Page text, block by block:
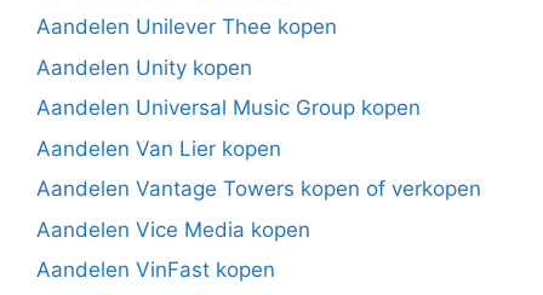
Aandelen Unilever Thee kopen
Aandelen Unity kopen
Aandelen Universal Music Group kopen
Aandelen Van Lier kopen
Aandelen Vantage Towers kopen of verkopen
Aandelen Vice Media kopen
Aandelen VinFast kopen